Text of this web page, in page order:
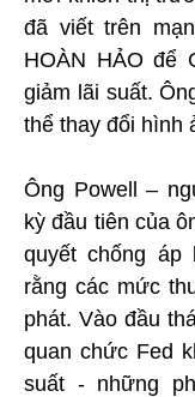
đã viết trên
HOÀN HẢO để
giảm lãi suất.
thể thay đổi hình
Ông Powell –
kỳ đầu tiên của
quyết chống
rằng các mức
phát. Vào đầu
quan chức Fed
suất - những